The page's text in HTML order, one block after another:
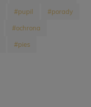
#pupil #porady
#ochrona
#pies